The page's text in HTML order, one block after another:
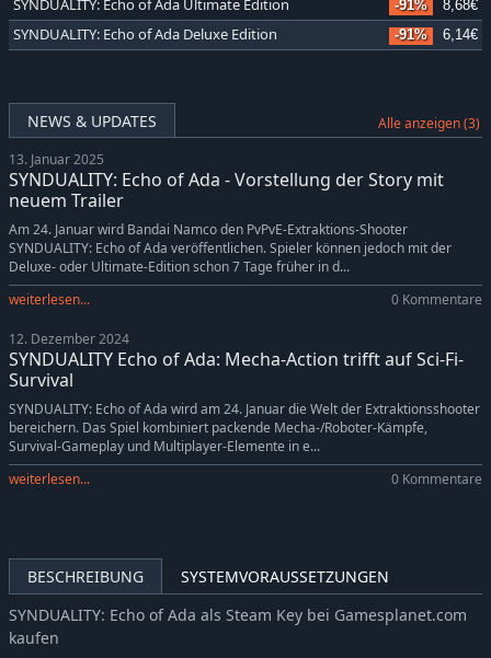
SYNDUALITY: Echo of Ada Ultimate Edition -91% 8,68€
SYNDUALITY: Echo of Ada Deluxe Edition -91% 6,14€
NEWS & UPDATES Alle anzeigen (3)
13. Januar 2025
SYNDUALITY: Echo of Ada - Vorstellung der Story mit
neuem Trailer
Am 24. Januar wird Bandai Namco den PvPvE-Extraktions-Shooter
SYNDUALITY: Echo of Ada veröffentlichen. Spieler können jedoch mit der
Deluxe- oder Ultimate-Edition schon 7 Tage früher in d...
weiterlesen...
0 Kommentare
12. Dezember 2024
SYNDUALITY Echo of Ada: Mecha-Action trifft auf Sci-Fi-
Survival
SYNDUALITY: Echo of Ada wird am 24. Januar die Welt der Extraktionsshooter
bereichern. Das Spiel kombiniert packende Mecha-/Roboter-Kämpfe,
Survival-Gameplay und Multiplayer-Elemente in e...
weiterlesen...
0 Kommentare
BESCHREIBUNG
SYSTEMVORAUSSETZUNGEN
SYNDUALITY: Echo of Ada als Steam Key bei Gamesplanet.com
kaufen